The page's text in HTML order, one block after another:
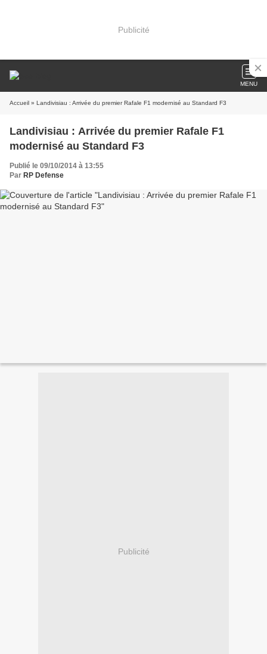
Publicité
MENU
Accueil » Landivisiau : Arrivée du premier Rafale F1 modernisé au Standard F3
Landivisiau : Arrivée du premier Rafale F1
modernisé au Standard F3
Publié le 09/10/2014 à 13:55
Par RP Defense
Publicité